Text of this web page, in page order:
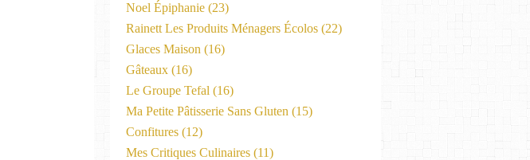
Noel Épiphanie (23)
Rainett Les Produits Ménagers Écolos (22)
Glaces Maison (16)
Gâteaux (16)
Le Groupe Tefal (16)
Ma Petite Pâtisserie Sans Gluten (15)
Confitures (12)
Mes Critiques Culinaires (11)